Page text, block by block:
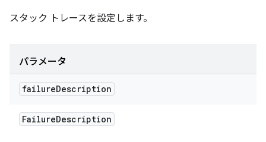
スタック トレースを設定します。
パラメータ
failureDescription
FailureDescription